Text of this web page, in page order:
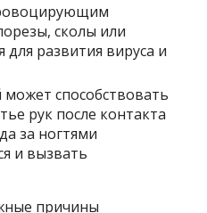
сколы или
развития вируса и
способствовать
рук после контакта
за ногтями
и вызвать
причины